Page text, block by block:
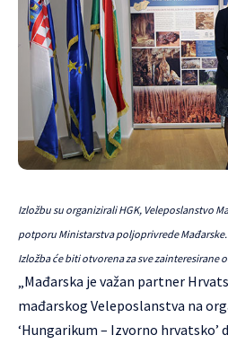
Izložbu su organizirali HGK, Veleposlanstvo
potporu Ministarstva poljoprivrede
Izložba će biti otvorena za sve zainteresirane
„Mađarska je važan partner
mađarskog Veleposlanstva na
‘Hungarikum – Izvorno hrvatsko’